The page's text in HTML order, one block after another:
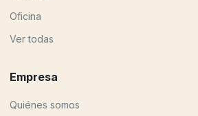
Oficina
Ver todas
Empresa
Quiénes somos